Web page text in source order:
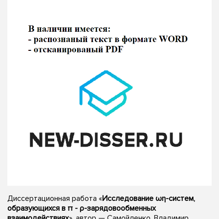
Диссертационная работа «Исследование ωη-систем,
образующихся в π - ρ-зарядовообменных